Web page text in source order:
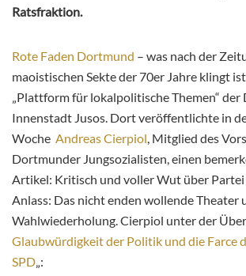
Ratsfraktion.
Rote Faden Dortmund – was nach der
maoistischen Sekte der 70er Jahre klingt
„Plattform für lokalpolitische Themen“
Innenstadt Jusos. Dort veröffentlichte in
Woche Andreas Cierpiol, Mitglied des
Dortmunder Jungsozialisten, einen
Artikel: Kritisch und voller Wut über
Anlass: Das nicht enden wollende Theater
Wahlwiederholung. Cierpiol unter der
Glaubwürdigkeit der Politik und die Farce
SPD„: